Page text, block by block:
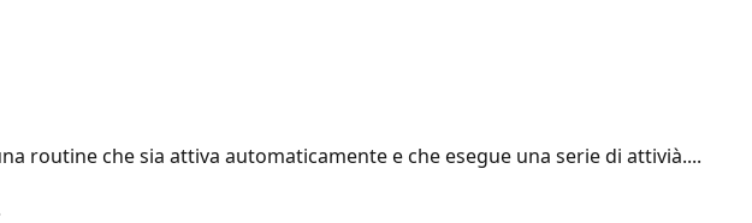
routine che sia attiva automaticamente e che esegue una serie di attivià....